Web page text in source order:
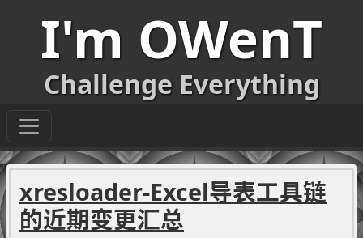
I'm OWenT
Challenge Everything
xresloader-Excel导表工具链
的近期变更汇总